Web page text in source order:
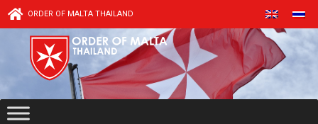
Skip
content
ORDER OF MALTA THAILAND